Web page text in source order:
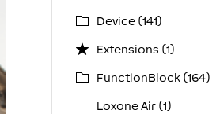
Device (141)
Extensions (1)
FunctionBlock (164)
Loxone Air (1)